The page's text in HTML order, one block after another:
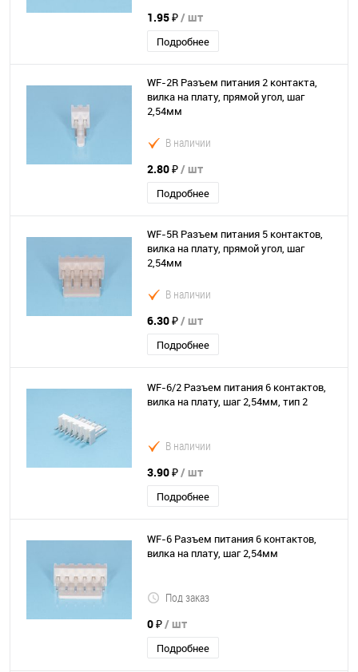
1.95 ₽/ шт
Подробнее
WF-2R Разъем питания 2 контакта,
вилка на плату, прямой угол, шаг
2,54мм
В наличии
2.80 ₽/ шт
Подробнее
WF-5R Разъем питания 5 контактов,
вилка на плату, прямой угол, шаг
2,54мм
В наличии
6.30 ₽/ шт
Подробнее
WF-6/2 Разъем питания 6 контактов,
вилка на плату, шаг 2,54мм, тип 2
В наличии
3.90 ₽/ шт
Подробнее
WF-6 Разъем питания 6 контактов,
вилка на плату, шаг 2,54мм
Под заказ
0 ₽/ шт
Подробнее